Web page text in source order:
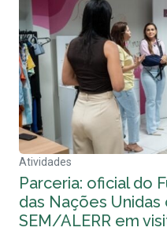
Atividades
Parceria: oficial do
das Nações
SEM/ALERR em